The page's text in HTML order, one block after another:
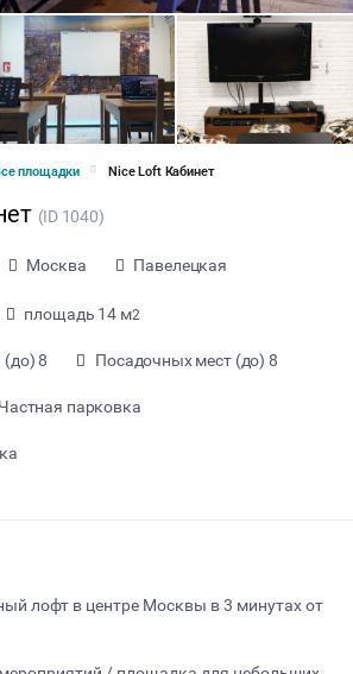
площадки Nice Loft Кабинет
(ID 1040)
Москва Павелецкая
площадь 14 м2
(до) 8 Посадочных мест (до) 8
Частная парковка
лофт в центре Москвы в 3 минутах от